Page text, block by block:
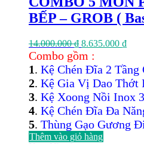
BẾP – GROB (
14.000.000₫ Giá
gốc
là:
14.000.000 ₫.
8.635.000 ₫Giá
tại
là:
Combo gồm :
1. Kệ Chén Đĩa 2
2. Kệ Gia Vị Dao Thớt
3. Kệ Xoong Nồi Inox
4. Kệ Chén Đĩa Đa
5. Thùng Gạo Gương
Thêm vào giỏ hàng